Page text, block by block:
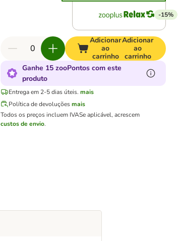
-15%
Adicionar
ao
carrinho
Adicionar
ao
carrinho
Ganhe 15 zooPontos com este
produto
Entrega em 2-5 dias úteis. mais
Política de devoluçõesmais
Todos os preços incluem IVASe aplicável, acrescem
custos de envio.